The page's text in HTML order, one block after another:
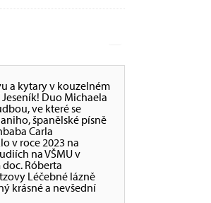
a kytary v kouzelném
Duo Michaela
ve které se
španělské písně
Carla
v roce 2023 na
na VŠMU v
Róberta
Léčebné lázně
krásné a nevšední